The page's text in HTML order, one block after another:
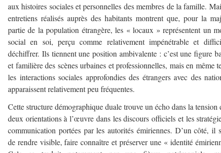
aux histoires sociales et personnelles des membres de la famille.
entretiens réalisés auprès des habitants montrent que, pour la
partie de la population étrangère, les « locaux » représentent un
social en soi, perçu comme relativement impénétrable et
déchiffrer. Ils tiennent une position ambivalente : c’est une figure
et familière des scènes urbaines et professionnelles, mais en même
les interactions sociales approfondies des étrangers avec des
apparaissent relativement peu fréquentes.
Cette structure démographique duale trouve un écho dans la tension
deux orientations à l’œuvre dans les discours officiels et les
communication portées par les autorités émiriennes. D’un côté, il
de rendre visible, faire connaître et préserver une « identité